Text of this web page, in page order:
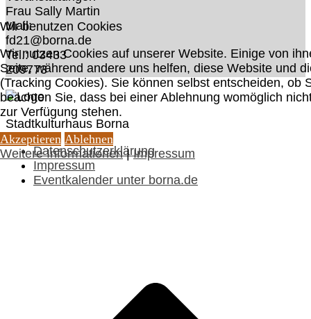
Frau Sally Martin
Mail:
fd21@borna.de
Tel.: 03433
209773
Stadtkulturhaus Borna
Datenschutzerklärung
Impressum
Eventkalender unter borna.de
Wir benutzen Cookies
Wir nutzen Cookies auf unserer Website. Einige von
Seite, während andere uns helfen, diese Website und
(Tracking Cookies). Sie können selbst entscheiden, ob
beachten Sie, dass bei einer Ablehnung womöglich
zur Verfügung stehen.
Akzeptieren Ablehnen
Weitere Informationen|Impressum